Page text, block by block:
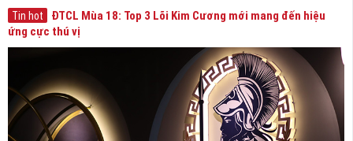
Tin hot
ĐTCL Mùa 18: Top 3 Lõi Kim Cương mới mang đến hiệu
ứng cực thú vị